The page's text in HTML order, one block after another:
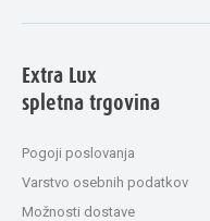
Extra Lux
spletna trgovina
Pogoji poslovanja
Varstvo osebnih podatkov
Možnosti dostave